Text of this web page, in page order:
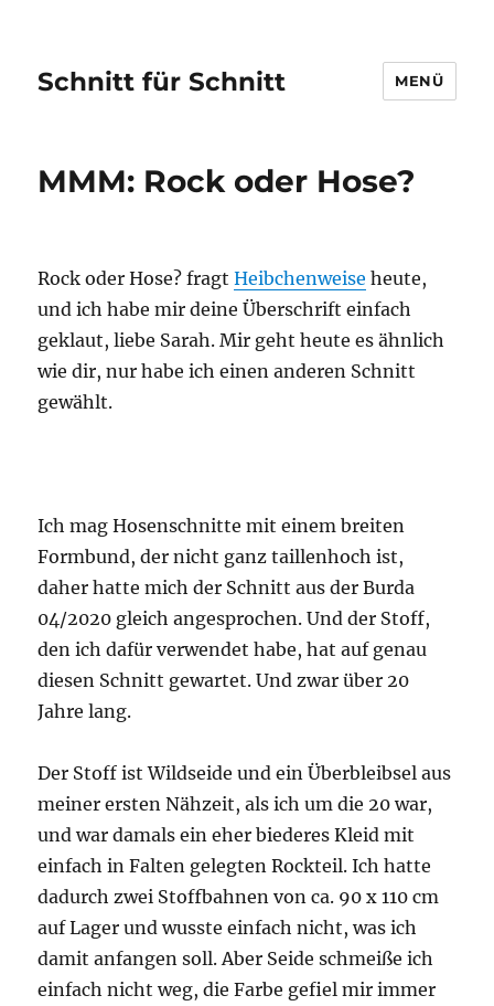
Schnitt für Schnitt MENÜ
MMM: Rock oder Hose?
Rock oder Hose? fragtHeibchenweise heute,
und ich habe mir deine Überschrift einfach
geklaut, liebe Sarah. Mir geht heute es ähnlich
wie dir, nur habe ich einen anderen Schnitt
gewählt.
Ich mag Hosenschnitte mit einem breiten
Formbund, der nicht ganz taillenhoch ist,
daher hatte mich der Schnitt aus der Burda
04/2020 gleich angesprochen. Und der Stoff,
den ich dafür verwendet habe, hat auf genau
diesen Schnitt gewartet. Und zwar über 20
Jahre lang.
Der Stoff ist Wildseide und ein Überbleibsel aus
meiner ersten Nähzeit, als ich um die 20 war,
und war damals ein eher biederes Kleid mit
einfach in Falten gelegten Rockteil. Ich hatte
dadurch zwei Stoffbahnen von ca. 90 x 110 cm
auf Lager und wusste einfach nicht, was ich
damit anfangen soll. Aber Seide schmeiße ich
einfach nicht weg, die Farbe gefiel mir immer